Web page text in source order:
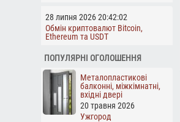
28 липня 2026 20:42:02
Обмін криптовалют Bitcoin,
Ethereum та USDT
ПОПУЛЯРНІ ОГОЛОШЕННЯ
Металопластикові
балконні, міжкімнатні,
вхідні двері
20 травня 2026
Ужгород